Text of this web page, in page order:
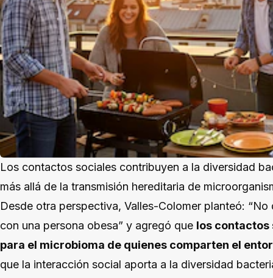
Los contactos sociales contribuyen a la diversidad
más allá de la transmisión hereditaria de
Desde otra perspectiva, Valles-Colomer planteó:
con una persona obesa” y agregó que los contactos
para el microbioma de quienes comparten el
que la interacción social aporta a la diversidad